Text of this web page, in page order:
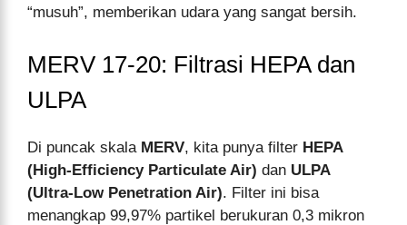
“musuh”, memberikan udara yang sangat bersih.
MERV 17-20: Filtrasi HEPA dan
ULPA
Di puncak skala MERV, kita punya filter HEPA
(High-Efficiency Particulate Air) dan ULPA
(Ultra-Low Penetration Air). Filter ini bisa
menangkap 99,97% partikel berukuran 0,3 mikron